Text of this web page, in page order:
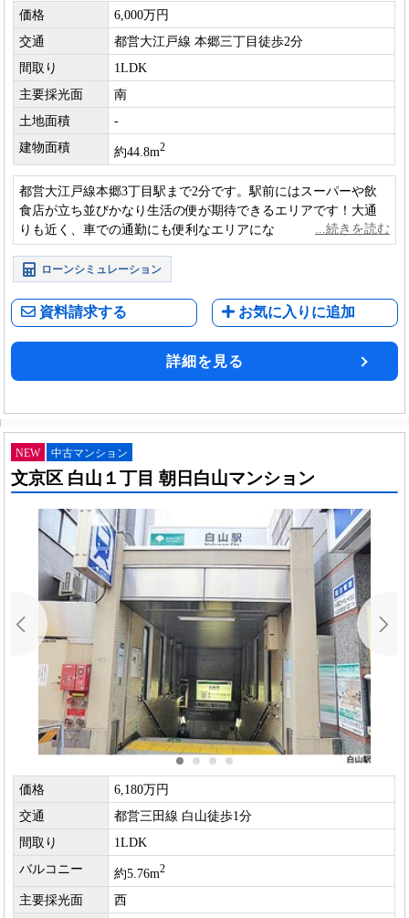
価格
6,000万円
交通
都営大江戸線 本郷三丁目徒歩2分
間取り
1LDK
主要採光面
南
土地面積
-
建物面積
約44.8m2
都営大江戸線本郷3丁目駅まで2分です。駅前にはスーパーや飲
食店が立ち並びかなり生活の便が期待できるエリアです！大通
りも近く、車での通勤にも便利なエリアになります。広々とし
たLDKには日光も入り、暖かい雰囲気を演出します。
ローンシミュレーション
資料請求する お気に入りに追加
詳細を見る
NEW 中古マンション
文京区 白山１丁目 朝日白山マンション
価格
6,180万円
交通
都営三田線 白山徒歩1分
間取り
1LDK
バルコニー
約5.76m2
主要採光面 西